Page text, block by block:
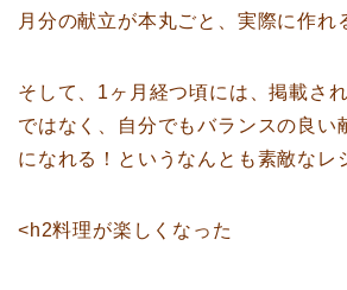
月分の献立が本丸ごと、実際に作れ
そして、1ヶ月経つ頃には、掲載さ
ではなく、自分でもバランスの良い
になれる！というなんとも素敵なレ
<h2料理が楽しくなった